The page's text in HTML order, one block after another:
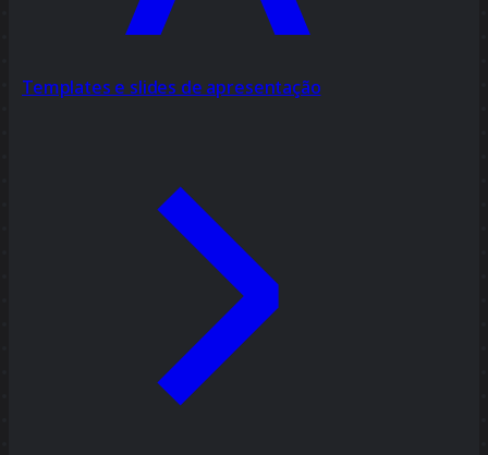
Templates e slides de apresentação